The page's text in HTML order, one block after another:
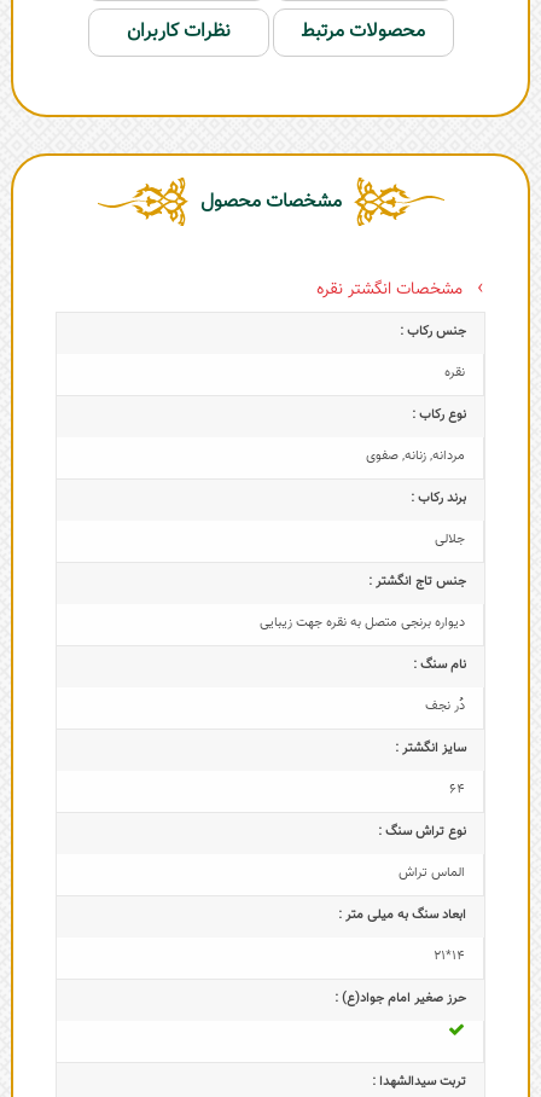
محصولات مرتبط
نظرات کاربران
مشخصات محصول
مشخصات انگشتر نقره
جنس رکاب :
نقره
نوع رکاب :
مردانه,زنانه,صفوی
برند رکاب :
جلالی
جنس تاج انگشتر :
دیواره برنجی متصل به نقره جهت زیبایی
نام سنگ :
دُر نجف
سایز انگشتر :
64
نوع تراش سنگ :
الماس تراش
ابعاد سنگ به میلی متر :
14*21
حرز صغیر امام جواد(ع) :
تربت سیدالشهدا :